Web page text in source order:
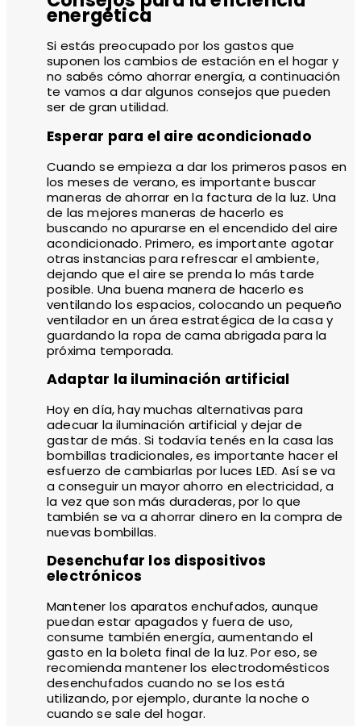
energética
Si estás preocupado por los gastos que
suponen los cambios de estación en el hogar y
no sabés cómo ahorrar energía, a continuación
te vamos a dar algunos consejos que pueden
ser de gran utilidad.
Esperar para el aire acondicionado
Cuando se empieza a dar los primeros pasos en
los meses de verano, es importante buscar
maneras de ahorrar en la factura de la luz. Una
de las mejores maneras de hacerlo es
buscando no apurarse en el encendido del aire
acondicionado. Primero, es importante agotar
otras instancias para refrescar el ambiente,
dejando que el aire se prenda lo más tarde
posible. Una buena manera de hacerlo es
ventilando los espacios, colocando un pequeño
ventilador en un área estratégica de la casa y
guardando la ropa de cama abrigada para la
próxima temporada.
Adaptar la iluminación artificial
Hoy en día, hay muchas alternativas para
adecuar la iluminación artificial y dejar de
gastar de más. Si todavía tenés en la casa las
bombillas tradicionales, es importante hacer el
esfuerzo de cambiarlas por luces LED. Así se va
a conseguir un mayor ahorro en electricidad, a
la vez que son más duraderas, por lo que
también se va a ahorrar dinero en la compra de
nuevas bombillas.
Desenchufar los dispositivos
electrónicos
Mantener los aparatos enchufados, aunque
puedan estar apagados y fuera de uso,
consume también energía, aumentando el
gasto en la boleta final de la luz. Por eso, se
recomienda mantener los electrodomésticos
desenchufados cuando no se los está
utilizando, por ejemplo, durante la noche o
cuando se sale del hogar.